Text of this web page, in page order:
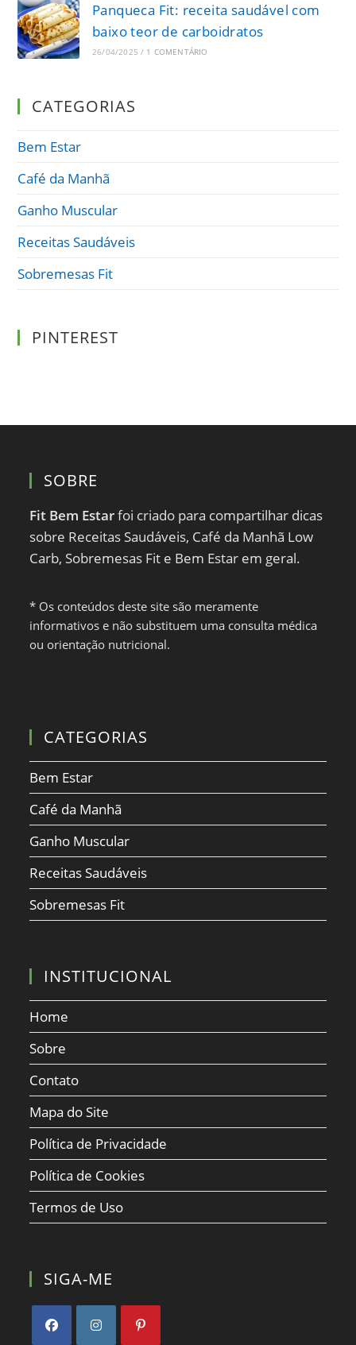
Panqueca Fit: receita saudável com
baixo teor de carboidratos
26/04/2025 / 1 COMENTÁRIO
CATEGORIAS
Bem Estar
Café da Manhã
Ganho Muscular
Receitas Saudáveis
Sobremesas Fit
PINTEREST
SOBRE
Fit Bem Estarfoi criado para compartilhar dicas
sobre Receitas Saudáveis, Café da Manhã Low
Carb, Sobremesas Fit e Bem Estar em geral.
* Os conteúdos deste site são meramente
informativos e não substituem uma consulta médica
ou orientação nutricional.
CATEGORIAS
Bem Estar
Café da Manhã
Ganho Muscular
Receitas Saudáveis
Sobremesas Fit
INSTITUCIONAL
Home
Sobre
Contato
Mapa do Site
Política de Privacidade
Política de Cookies
Termos de Uso
SIGA-ME